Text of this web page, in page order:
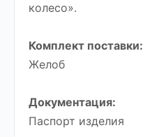
колесо».
Комплект поставки:
Желоб
Документация:
Паспорт изделия